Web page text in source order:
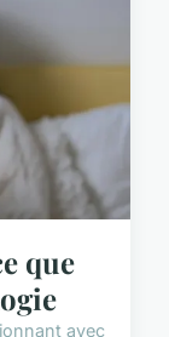
que
avec